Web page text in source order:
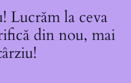
Lucrăm la ceva
din nou, mai